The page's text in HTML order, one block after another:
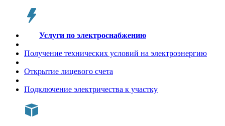
Услуги по электроснабжению
Получение технических условий на электроэнергию
Открытие лицевого счета
Подключение электричества к участку